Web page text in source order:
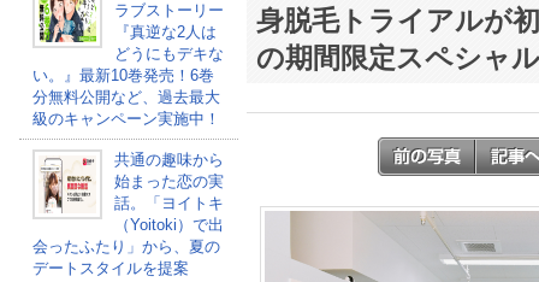
ラブストーリー
『真逆な2人は
どうにもデキな
い。』最新10巻発売！6巻
分無料公開など、過去最大
級のキャンペーン実施中！
共通の趣味から
始まった恋の実
話。「ヨイトキ
（Yoitoki）で出
会ったふたり」から、夏の
デートスタイルを提案
身脱毛トライアルが
の期間限定スペシャ